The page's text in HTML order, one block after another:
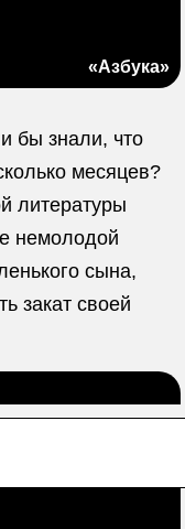
«Азбука»
бы знали, что
месяцев?
литературы
немолодой
сына,
закат своей